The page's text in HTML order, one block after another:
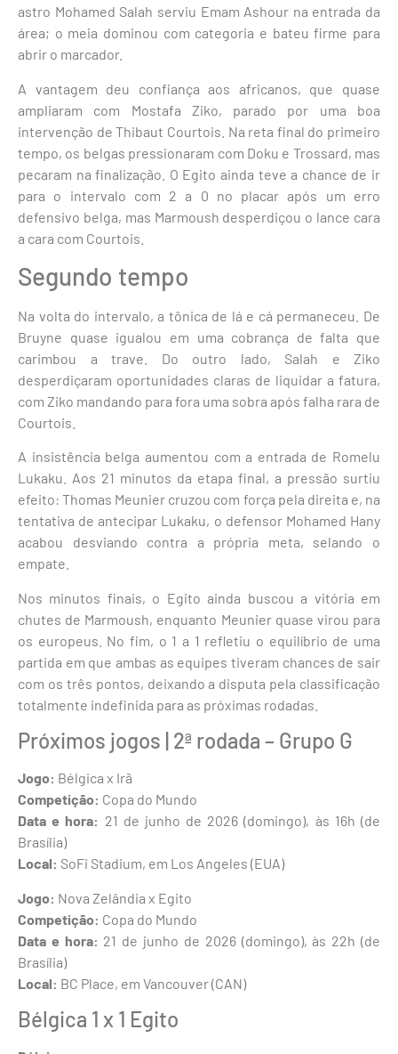
astro Mohamed Salah serviu Emam Ashour na entrada da
área; o meia dominou com categoria e bateu firme para
abrir o marcador.
A vantagem deu confiança aos africanos, que quase
ampliaram com Mostafa Ziko, parado por uma boa
intervenção de Thibaut Courtois. Na reta final do primeiro
tempo, os belgas pressionaram com Doku e Trossard, mas
pecaram na finalização. O Egito ainda teve a chance de ir
para o intervalo com 2 a 0 no placar após um erro
defensivo belga, mas Marmoush desperdiçou o lance cara
a cara com Courtois.
Segundo tempo
Na volta do intervalo, a tônica de lá e cá permaneceu. De
Bruyne quase igualou em uma cobrança de falta que
carimbou a trave. Do outro lado, Salah e Ziko
desperdiçaram oportunidades claras de liquidar a fatura,
com Ziko mandando para fora uma sobra após falha rara de
Courtois.
A insistência belga aumentou com a entrada de Romelu
Lukaku. Aos 21 minutos da etapa final, a pressão surtiu
efeito: Thomas Meunier cruzou com força pela direita e, na
tentativa de antecipar Lukaku, o defensor Mohamed Hany
acabou desviando contra a própria meta, selando o
empate.
Nos minutos finais, o Egito ainda buscou a vitória em
chutes de Marmoush, enquanto Meunier quase virou para
os europeus. No fim, o 1 a 1 refletiu o equilíbrio de uma
partida em que ambas as equipes tiveram chances de sair
com os três pontos, deixando a disputa pela classificação
totalmente indefinida para as próximas rodadas.
Próximos jogos | 2ª rodada – Grupo G
Jogo: Bélgica x Irã
Competição: Copa do Mundo
Data e hora: 21 de junho de 2026 (domingo), às 16h (de
Brasília)
Local: SoFi Stadium, em Los Angeles (EUA)
Jogo: Nova Zelândia x Egito
Competição: Copa do Mundo
Data e hora: 21 de junho de 2026 (domingo), às 22h (de
Brasília)
Local: BC Place, em Vancouver (CAN)
Bélgica 1 x 1 Egito